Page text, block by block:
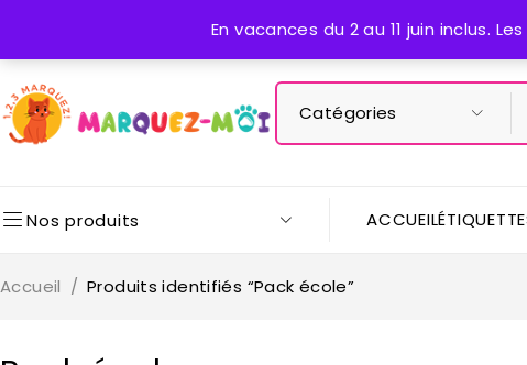
En vacances du 2 au 11 juin inclus.
🚚 Livraison offerte dès 28€ d’achat | 📬 Suivi disponible
Nos produits ACCUEIL
Accueil / Produits identifiés “Pack école”